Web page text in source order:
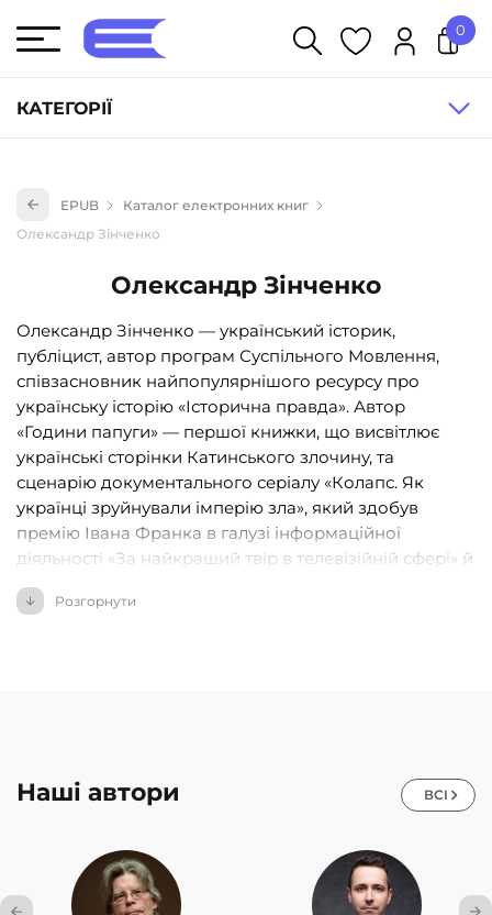
КАТЕГОРІЇ
Книги для дітей (835)
Науково-популярна література (1015)
Навчальна література та посібники (527)
Енциклопедії, довідники, словники (55)
Подарункові сертифікати (1)
0
EPUB
Каталог електронних книг
Олександр Зінченко
Олександр Зінченко
Олександр Зінченко — український історик,
публіцист, автор програм Суспільного Мовлення,
співзасновник найпопулярнішого ресурсу про
українську історію «Історична правда». Автор
«Години папуги» — першої книжки, що висвітлює
українські сторінки Катинського злочину, та
сценарію документального серіалу «Колапс. Як
українці зруйнували імперію зла», який здобув
премію Івана Франка в галузі інформаційної
діяльності «За найкращий твір в телевізійній сфері» й
був номінований на Національну премію України
імені Тараса Шевченка.
Розгорнути
Наші автори ВСІ